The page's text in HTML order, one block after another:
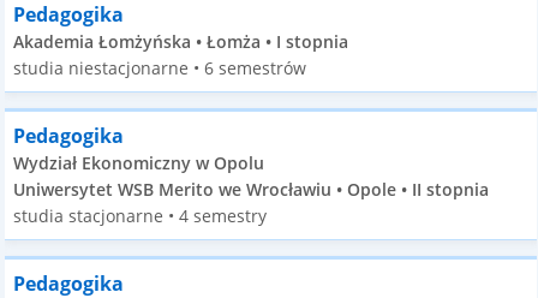
Pedagogika
Akademia Łomżyńska • Łomża • I stopnia
studia niestacjonarne • 6 semestrów
Pedagogika
Wydział Ekonomiczny w Opolu
Uniwersytet WSB Merito we Wrocławiu • Opole • II stopnia
studia stacjonarne • 4 semestry
Pedagogika